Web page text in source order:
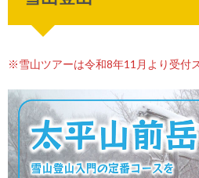
※雪山ツアーは令和8年11月より受付